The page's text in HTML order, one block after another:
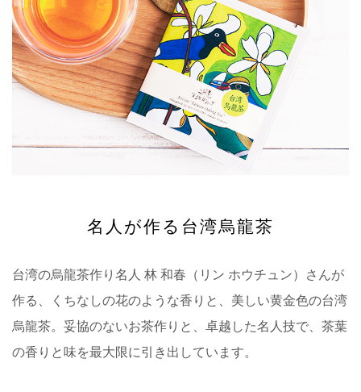
名人が作る台湾烏龍茶
台湾の烏龍茶作り名人 林 和春（リン ホウチュン）さんが
作る、くちなしの花のような香りと、美しい黄金色の台湾
烏龍茶。妥協のないお茶作りと、卓越した名人技で、茶葉
の香りと味を最大限に引き出しています。